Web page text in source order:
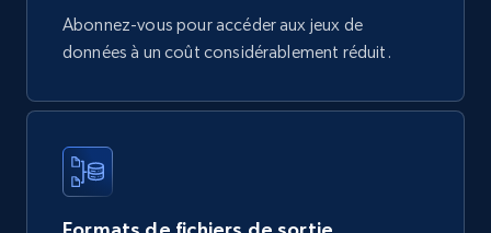
eCommerce
Abonnez-vous pour accéder aux jeux de
données à un coût considérablement réduit.